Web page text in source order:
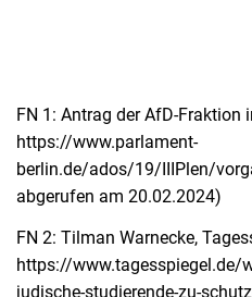
FN 1: Antrag der AfD-Fraktion
https://www.parlament-
berlin.de/ados/19/IIIPlen/
abgerufen am 20.02.2024)
FN 2: Tilman Warnecke,
https://www.tagesspiegel.de/
judische-studierende-zu-